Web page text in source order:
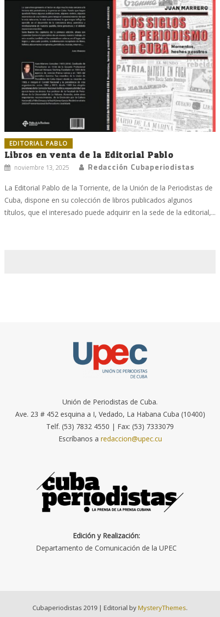
EDITORIAL PABLO
Libros en venta de la Editorial Pablo
noviembre 13, 2025 Redacción Cubaperiodistas
La Editorial Pablo de la Torriente, de la Unión de la Periodistas de
Cuba, dispone en su colección de libros publicados algunos
títulos, que el interesado puede adquirir en la sede de la editorial,...
Unión de Periodistas de Cuba.
Ave. 23 # 452 esquina a I, Vedado, La Habana Cuba (10400)
Telf. (53) 7832 4550 | Fax: (53) 7333079
Escríbanos a redaccion@upec.cu
Edición y Realización:
Departamento de Comunicación de la UPEC
Cubaperiodistas 2019 | Editorial byMysteryThemes.